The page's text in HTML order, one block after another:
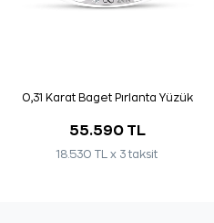
0,31 Karat Baget Pırlanta Yüzük
55.590 TL
18.530 TL x 3 taksit